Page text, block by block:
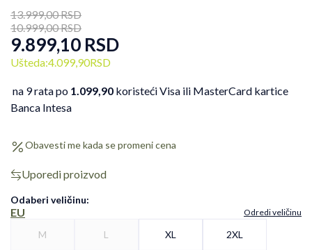
13.999,00RSD
10.999,00RSD
9.899,10 RSD
Ušteda:4.099,90RSD
na 9 rata po 1.099,90 koristeći Visa ili MasterCard kartice
Banca Intesa
Obavesti me kada se promeni cena
Uporedi proizvod
Odaberi veličinu:
EU Odredi veličinu
M L XL 2XL